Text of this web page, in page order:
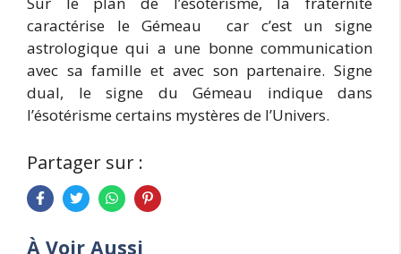
caractérise le Gémeau car c’est un signe
astrologique qui a une bonne communication
avec sa famille et avec son partenaire. Signe
dual, le signe du Gémeau indique dans
l’ésotérisme certains mystères de l’Univers.
Partager sur :
À Voir Aussi